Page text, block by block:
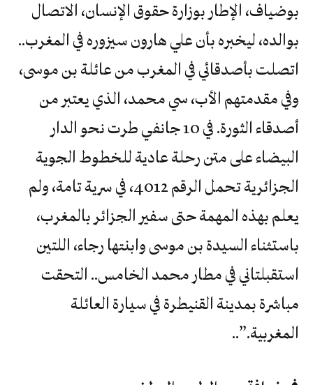
بوضياف، الإطار بوزارة حقوق الإنسان، الاتصال
بوالده، ليخبره بأن علي هارون سيزوره في المغرب..
اتصلت بأصدقائي في المغرب من عائلة بن موسى،
وفي مقدمتهم الأب، سي محمد، الذي يعتبر من
أصدقاء الثورة. في 10 جانفي طرت نحو الدار
البيضاء على متن رحلة عادية للخطوط الجوية
الجزائرية تحمل الرقم 4012، في سرية تامة، ولم
يعلم بهذه المهمة حتى سفير الجزائر بالمغرب،
باستثناء السيدة بن موسى وابنتها رجاء، اللتين
استقبلتاني في مطار محمد الخامس.. التحقت
‬المغربية‭..‬‮”‬‭.‬